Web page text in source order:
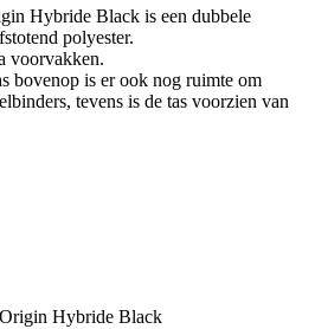
Hybride Black is een dubbele
polyester.
voorvakken.
bovenop is er ook nog ruimte om
tevens is de tas voorzien van
Hybride Black